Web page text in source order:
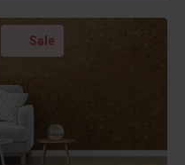
Sale